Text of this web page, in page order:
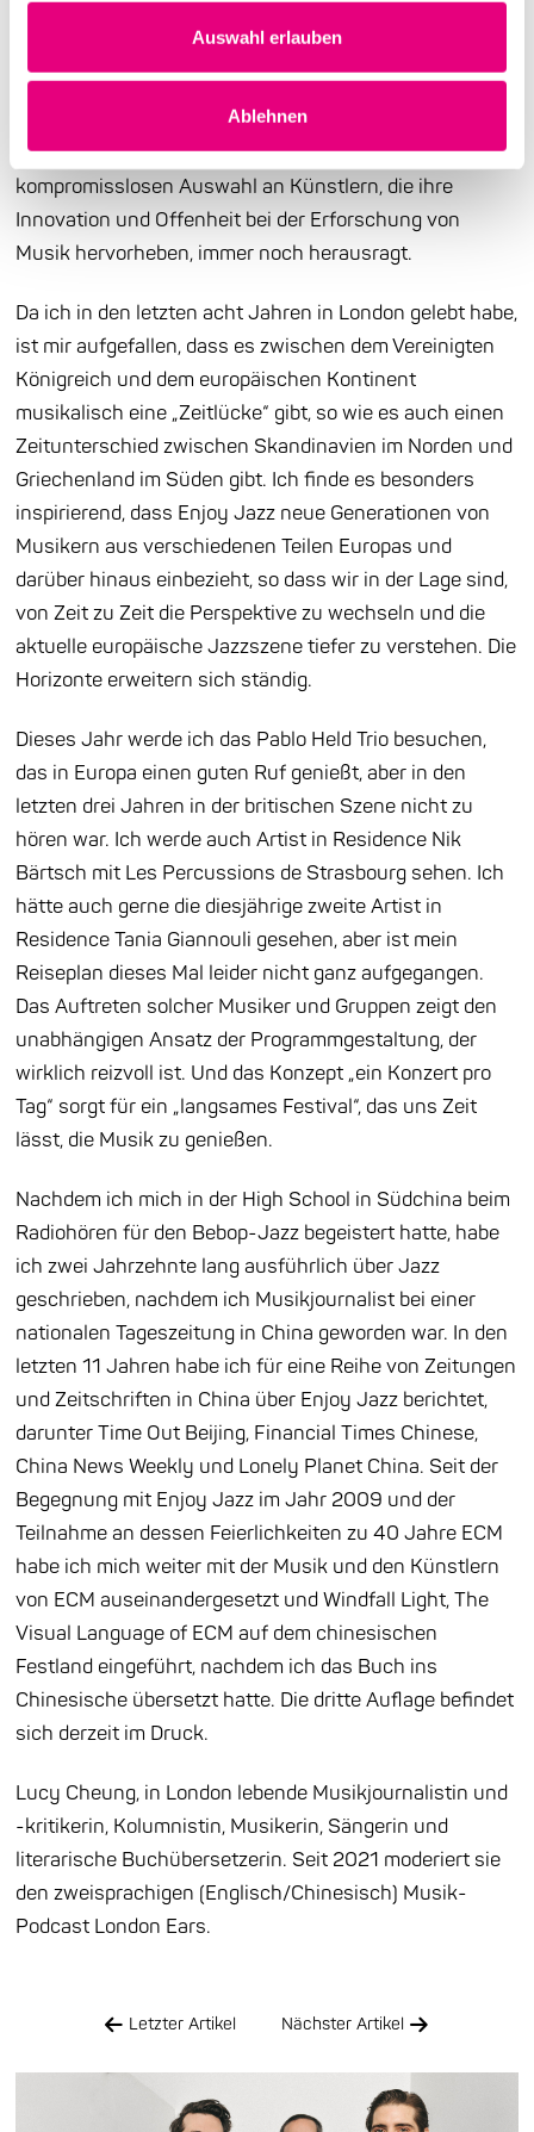
Auswahl erlauben
Ablehnen
wiederzukommen, da ich in den letzten zehn Jahren in
Europa und im Vereinigten Königreich herumgereist bin
und regelmäßig eine Reihe von Jazzfestivals besucht
habe. Ich finde, dass Enjoy Jazz mit seiner
kompromisslosen Auswahl an Künstlern, die ihre
Innovation und Offenheit bei der Erforschung von
Musik hervorheben, immer noch herausragt.
Da ich in den letzten acht Jahren in London gelebt habe,
ist mir aufgefallen, dass es zwischen dem Vereinigten
Königreich und dem europäischen Kontinent
musikalisch eine „Zeitlücke“ gibt, so wie es auch einen
Zeitunterschied zwischen Skandinavien im Norden und
Griechenland im Süden gibt. Ich finde es besonders
inspirierend, dass Enjoy Jazz neue Generationen von
Musikern aus verschiedenen Teilen Europas und
darüber hinaus einbezieht, so dass wir in der Lage sind,
von Zeit zu Zeit die Perspektive zu wechseln und die
aktuelle europäische Jazzszene tiefer zu verstehen. Die
Horizonte erweitern sich ständig.
Dieses Jahr werde ich das Pablo Held Trio besuchen,
das in Europa einen guten Ruf genießt, aber in den
letzten drei Jahren in der britischen Szene nicht zu
hören war. Ich werde auch Artist in Residence Nik
Bärtsch mit Les Percussions de Strasbourg sehen. Ich
hätte auch gerne die diesjährige zweite Artist in
Residence Tania Giannouli gesehen, aber ist mein
Reiseplan dieses Mal leider nicht ganz aufgegangen.
Das Auftreten solcher Musiker und Gruppen zeigt den
unabhängigen Ansatz der Programmgestaltung, der
wirklich reizvoll ist. Und das Konzept „ein Konzert pro
Tag“ sorgt für ein „langsames Festival“, das uns Zeit
lässt, die Musik zu genießen.
Nachdem ich mich in der High School in Südchina beim
Radiohören für den Bebop-Jazz begeistert hatte, habe
ich zwei Jahrzehnte lang ausführlich über Jazz
geschrieben, nachdem ich Musikjournalist bei einer
nationalen Tageszeitung in China geworden war. In den
letzten 11 Jahren habe ich für eine Reihe von Zeitungen
und Zeitschriften in China über Enjoy Jazz berichtet,
darunter Time Out Beijing, Financial Times Chinese,
China News Weekly und Lonely Planet China. Seit der
Begegnung mit Enjoy Jazz im Jahr 2009 und der
Teilnahme an dessen Feierlichkeiten zu 40 Jahre ECM
habe ich mich weiter mit der Musik und den Künstlern
von ECM auseinandergesetzt und Windfall Light, The
Visual Language of ECM auf dem chinesischen
Festland eingeführt, nachdem ich das Buch ins
Chinesische übersetzt hatte. Die dritte Auflage befindet
sich derzeit im Druck.
Lucy Cheung, in London lebende Musikjournalistin und
-kritikerin, Kolumnistin, Musikerin, Sängerin und
literarische Buchübersetzerin. Seit 2021 moderiert sie
den zweisprachigen (Englisch/Chinesisch) Musik-
Podcast London Ears.
Letzter Artikel Nächster Artikel